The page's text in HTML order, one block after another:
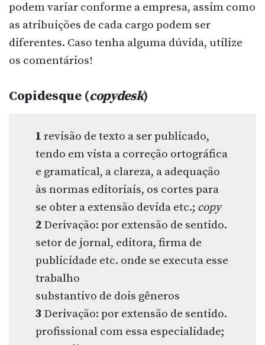
podem variar conforme a empresa, assim como
as atribuições de cada cargo podem ser
diferentes. Caso tenha alguma dúvida, utilize
os comentários!
Copidesque (copydesk)
1 revisão de texto a ser publicado,
tendo em vista a correção ortográfica
e gramatical, a clareza, a adequação
às normas editoriais, os cortes para
se obter a extensão devida etc.; copy
2 Derivação: por extensão de sentido.
setor de jornal, editora, firma de
publicidade etc. onde se executa esse
trabalho
substantivo de dois gêneros
3 Derivação: por extensão de sentido.
profissional com essa especialidade;